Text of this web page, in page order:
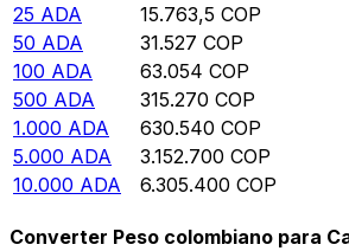
25 ADA 15.763,5 COP
50 ADA 31.527 COP
100 ADA 63.054 COP
500 ADA 315.270 COP
1.000 ADA 630.540 COP
5.000 ADA 3.152.700 COP
10.000 ADA 6.305.400 COP
Converter Peso colombiano para